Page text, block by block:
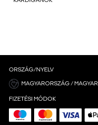
ORSZÁG/NYELV
MAGYARORSZÁG / MAGYAR
FIZETÉSI MÓDOK